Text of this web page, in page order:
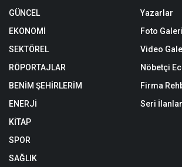
GÜNCEL
EKONOMİ
SEKTÖREL
RÖPORTAJLAR
BENİM ŞEHİRLERİM
ENERJİ
KİTAP
SPOR
SAĞLIK
Yazarlar
Foto Galeri
Video
Nöbetçi
Firma
Seri İlanlar